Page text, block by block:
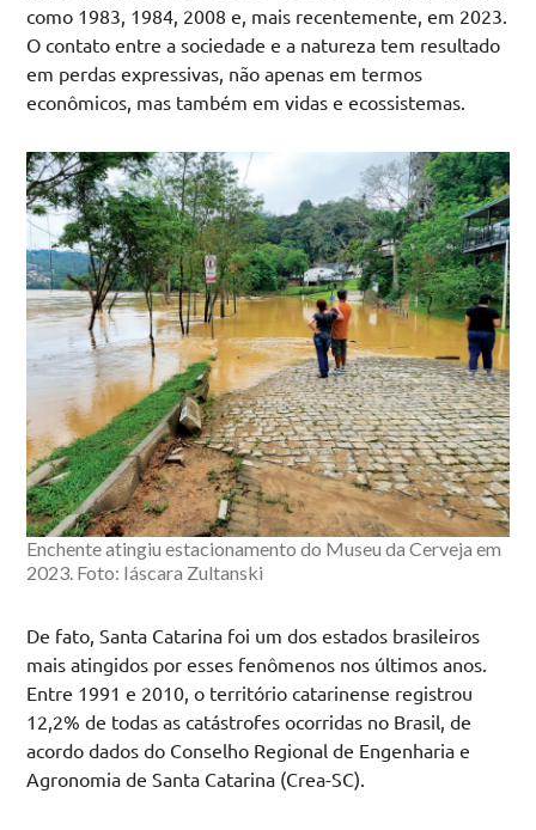
como 1983, 1984, 2008 e, mais recentemente, em 2023.
O contato entre a sociedade e a natureza tem resultado
em perdas expressivas, não apenas em termos
econômicos, mas também em vidas e ecossistemas.
Enchente atingiu estacionamento do Museu da Cerveja em
2023. Foto: Iáscara Zultanski
De fato, Santa Catarina foi um dos estados brasileiros
mais atingidos por esses fenômenos nos últimos anos.
Entre 1991 e 2010, o território catarinense registrou
12,2% de todas as catástrofes ocorridas no Brasil, de
acordo dados do Conselho Regional de Engenharia e
Agronomia de Santa Catarina (Crea-SC).